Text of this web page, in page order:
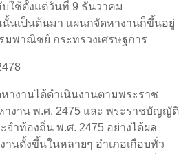
ใช้ตั้งแต่วันที่ 9 ธันวาคม
นั้นเป็นต้นมา แผนกจัดหางานก็ขึ้นอยู่
พาณิชย์ กระทรวงเศรษฐการ
ดำเนินงานตามพระราช
งาน พ.ศ. 2475 และ พระราชบัญญัติ
จำท้องถิ่น พ.ศ. 2475 อย่างได้ผล
นตั้งขึ้นในหลายๆ อำเภอเกือบทั่ว